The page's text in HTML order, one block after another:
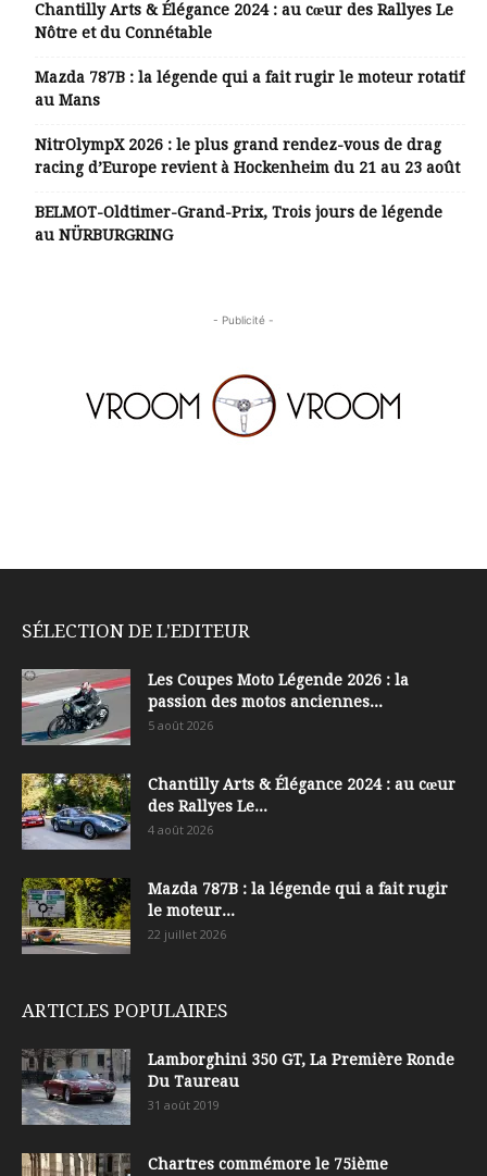
Chantilly Arts & Élégance 2024 : au cœur des Rallyes Le
Nôtre et du Connétable
Mazda 787B : la légende qui a fait rugir le moteur rotatif
au Mans
NitrOlympX 2026 : le plus grand rendez-vous de drag
racing d’Europe revient à Hockenheim du 21 au 23 août
BELMOT-Oldtimer-Grand-Prix, Trois jours de légende
au NÜRBURGRING
- Publicité -
SÉLECTION DE L'EDITEUR
Les Coupes Moto Légende 2026 : la
passion des motos anciennes...
5 août 2026
Chantilly Arts & Élégance 2024 : au cœur
des Rallyes Le...
4 août 2026
Mazda 787B : la légende qui a fait rugir
le moteur...
22 juillet 2026
ARTICLES POPULAIRES
Lamborghini 350 GT, La Première Ronde
Du Taureau
31 août 2019
Chartres commémore le 75ième